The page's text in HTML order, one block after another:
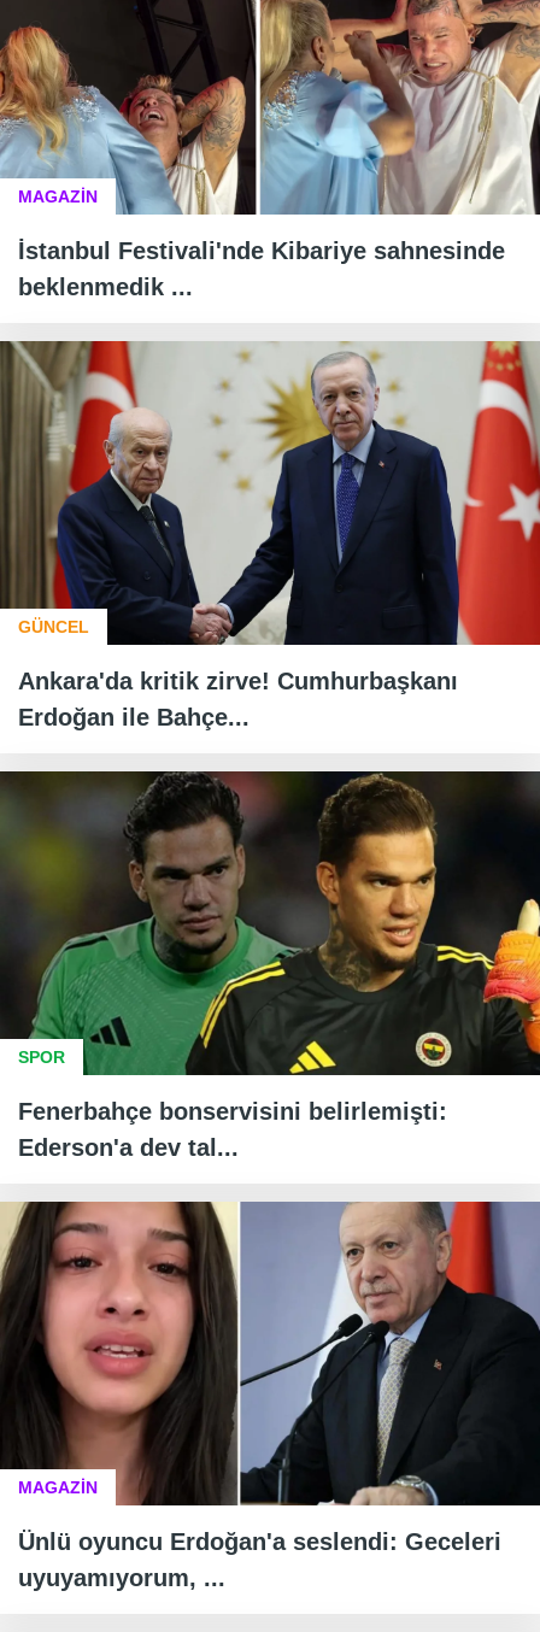
MAGAZİN
İstanbul Festivali'nde Kibariye sahnesinde
beklenmedik ...
GÜNCEL
Ankara'da kritik zirve! Cumhurbaşkanı
Erdoğan ile Bahçe...
SPOR
Fenerbahçe bonservisini belirlemişti:
Ederson'a dev tal...
MAGAZİN
Ünlü oyuncu Erdoğan'a seslendi: Geceleri
uyuyamıyorum, ...